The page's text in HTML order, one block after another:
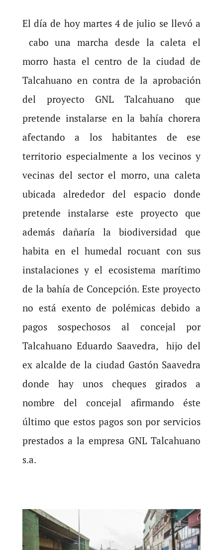
El día de hoy martes 4 de julio se llevó a
cabo una marcha desde la caleta el
morro hasta el centro de la ciudad de
Talcahuano en contra de la aprobación
del proyecto GNL Talcahuano que
pretende instalarse en la bahía chorera
afectando a los habitantes de ese
territorio especialmente a los vecinos y
vecinas del sector el morro, una caleta
ubicada alrededor del espacio donde
pretende instalarse este proyecto que
además dañaría la biodiversidad que
habita en el humedal rocuant con sus
instalaciones y el ecosistema marítimo
de la bahía de Concepción. Este proyecto
no está exento de polémicas debido a
pagos sospechosos al concejal por
Talcahuano Eduardo Saavedra, hijo del
ex alcalde de la ciudad Gastón Saavedra
donde hay unos cheques girados a
nombre del concejal afirmando éste
último que estos pagos son por servicios
prestados a la empresa GNL Talcahuano
s.a.